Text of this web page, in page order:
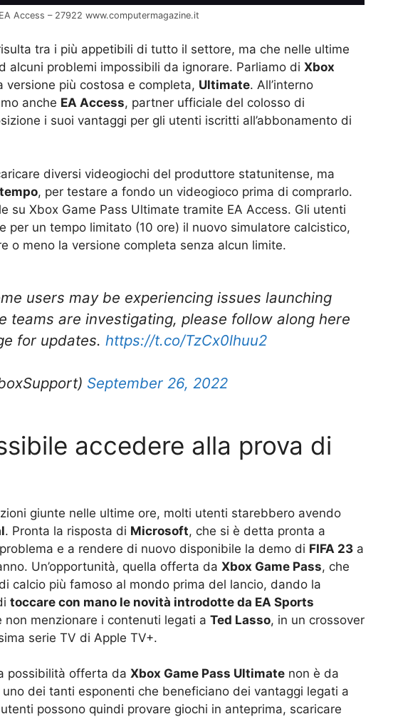
Access – 27922 www.computermagazine.it
tra i più appetibili di tutto il settore, ma che nelle ultime
alcuni problemi impossibili da ignorare. Parliamo di Xbox
versione più costosa e completa, Ultimate. All’interno
anche EA Access, partner ufficiale del colosso di
i suoi vantaggi per gli utenti iscritti all’abbonamento di
diversi videogiochi del produttore statunitense, ma
, per testare a fondo un videogioco prima di comprarlo.
su Xbox Game Pass Ultimate tramite EA Access. Gli utenti
per un tempo limitato (10 ore) il nuovo simulatore calcistico,
o meno la versione completa senza alcun limite.
users may be experiencing issues launching
teams are investigating, please follow along here
for updates. https://t.co/TzCx0lhuu2
September 26, 2022
accedere alla prova di
giunte nelle ultime ore, molti utenti starebbero avendo
. Pronta la risposta di Microsoft, che si è detta pronta a
e a rendere di nuovo disponibile la demo di FIFA 23 a
Un’opportunità, quella offerta da Xbox Game Pass, che
calcio più famoso al mondo prima del lancio, dando la
toccare con mano le novità introdotte da EA Sports
non menzionare i contenuti legati a Ted Lasso, in un crossover
serie TV di Apple TV+.
possibilità offerta da Xbox Game Pass Ultimate non è da
uno dei tanti esponenti che beneficiano dei vantaggi legati a
possono quindi provare giochi in anteprima, scaricare